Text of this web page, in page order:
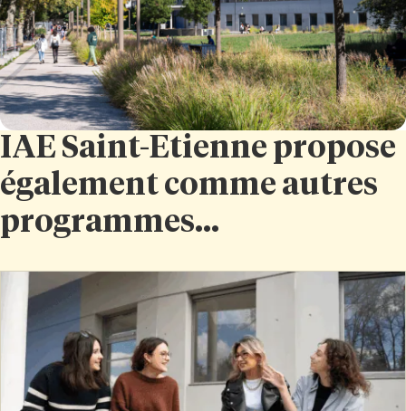
IAE Saint-Etienne propose
également comme autres
programmes...